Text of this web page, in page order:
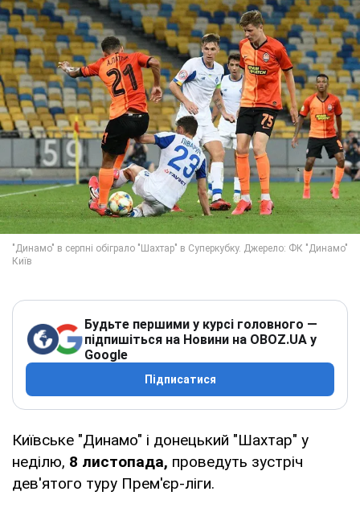
Будьте першими у курсі головного —
підпишіться на Новини на OBOZ.UA у
Google
Підписатися
Київське "Динамо" і донецький "Шахтар" у
неділю, 8 листопада, проведуть зустріч
дев'ятого туру Прем'єр-ліги.